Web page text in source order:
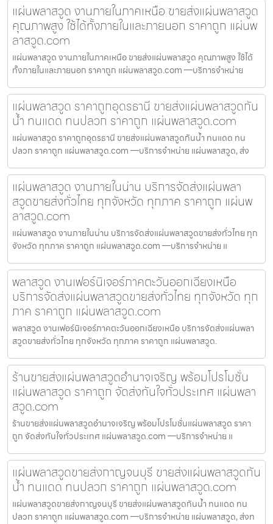
แผ่นพลาสวูด งานภายในภาคเหนือ ขายส่งแผ่นพลาสวูด
คุณภาพสูง ใช้ได้ทั้งภายในและภายนอก ราคาถูก แผ่นพ
ลาสวูด.com
แผ่นพลาสวูด งานภายในภาคเหนือ ขายส่งแผ่นพลาสวูด คุณภาพสูง ใช้ได้
ทั้งภายในและภายนอก ราคาถูก แผ่นพลาสวูด.com —บริการจำหน่าย
แผ่นพลาสวูด ราคาถูกอุดรธานี ขายส่งแผ่นพลาสวูดกัน
น้ำ ทนแดด ทนปลวก ราคาถูก แผ่นพลาสวูด.com
แผ่นพลาสวูด ราคาถูกอุดรธานี ขายส่งแผ่นพลาสวูดกันน้ำ ทนแดด ทน
ปลวก ราคาถูก แผ่นพลาสวูด.com —บริการจำหน่าย แผ่นพลาสวูด, ส่ง
แผ่นพลาสวูด งานภายในน่าน บริการจัดส่งแผ่นพลา
สวูดขายส่งทั่วไทย ทุกจังหวัด ทุกภาค ราคาถูก แผ่นพ
ลาสวูด.com
แผ่นพลาสวูด งานภายในน่าน บริการจัดส่งแผ่นพลาสวูดขายส่งทั่วไทย ทุก
จังหวัด ทุกภาค ราคาถูก แผ่นพลาสวูด.com —บริการจำหน่าย แ
พลาสวูด งานเฟอร์นิเจอร์ภาคตะวันออกเฉียงเหนือ
บริการจัดส่งแผ่นพลาสวูดขายส่งทั่วไทย ทุกจังหวัด ทุก
ภาค ราคาถูก แผ่นพลาสวูด.com
พลาสวูด งานเฟอร์นิเจอร์ภาคตะวันออกเฉียงเหนือ บริการจัดส่งแผ่นพลา
สวูดขายส่งทั่วไทย ทุกจังหวัด ทุกภาค ราคาถูก แผ่นพลาสวูด.
ร้านขายส่งแผ่นพลาสวูดอำนาจเจริญ พร้อมโปรโมชั่น
แผ่นพลาสวูด ราคาถูก จัดส่งทันใจทั่วประเทศ แผ่นพลา
สวูด.com
ร้านขายส่งแผ่นพลาสวูดอำนาจเจริญ พร้อมโปรโมชั่นแผ่นพลาสวูด ราคา
ถูก จัดส่งทันใจทั่วประเทศ แผ่นพลาสวูด.com —บริการจำหน่าย แ
แผ่นพลาสวูดขายส่งกาญจนบุรี ขายส่งแผ่นพลาสวูดกัน
น้ำ ทนแดด ทนปลวก ราคาถูก แผ่นพลาสวูด.com
แผ่นพลาสวูดขายส่งกาญจนบุรี ขายส่งแผ่นพลาสวูดกันน้ำ ทนแดด ทน
ปลวก ราคาถูก แผ่นพลาสวูด.com —บริการจำหน่าย แผ่นพลาสวูด, ส่งท